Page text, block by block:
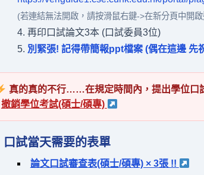
(若連結無法開啟，請按滑鼠右鍵->在新分頁中開
再印口試論文3本 (口試委員3位)
別緊張! 記得帶簡報ppt檔案 (偶在這邊 先
真的真的不行……在規定時間內，提出學位
撤銷學位考試(碩士/碩專)
口試當天需要的表單
論文口試審查表(碩士/碩專) × 3張 !!